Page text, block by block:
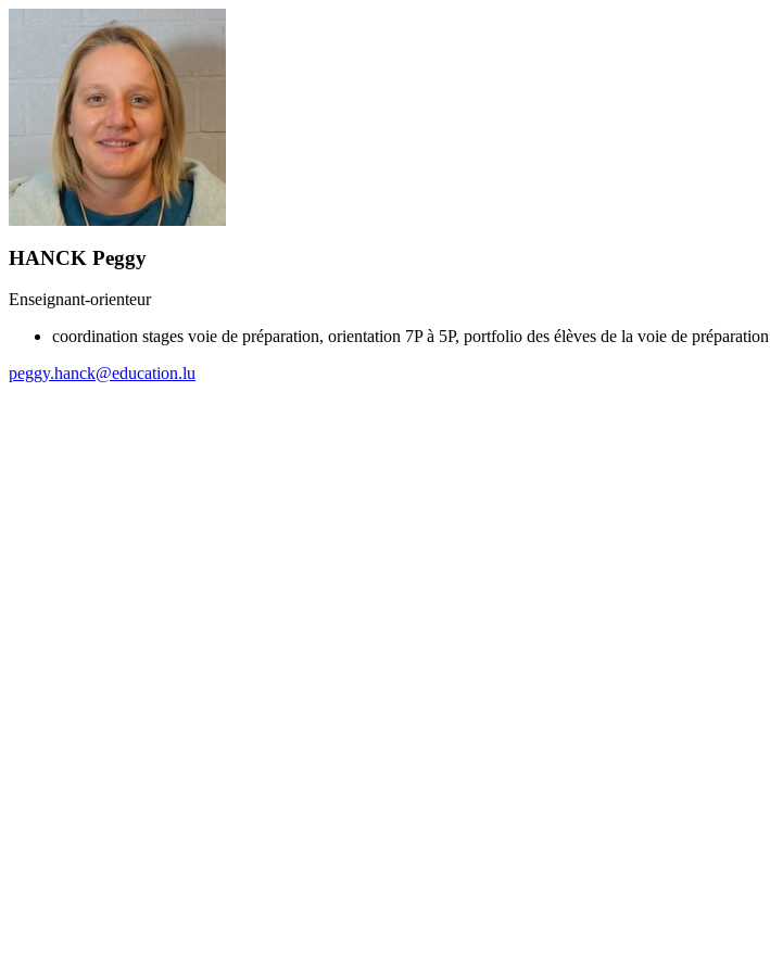
HANCK Peggy
Enseignant-orienteur
coordination stages voie de préparation, orientation 7P à 5P, portfolio des élèves de la voie de préparation
peggy.hanck@education.lu